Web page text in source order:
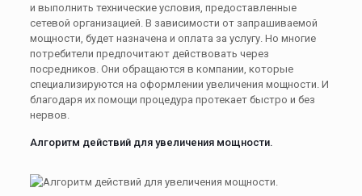
и выполнить технические условия, предоставленные
сетевой организацией. В зависимости от запрашиваемой
мощности, будет назначена и оплата за услугу. Но многие
потребители предпочитают действовать через
посредников. Они обращаются в компании, которые
специализируются на оформлении увеличения мощности. И
благодаря их помощи процедура протекает быстро и без
нервов.
Алгоритм действий для увеличения мощности.